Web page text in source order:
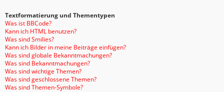
Textformatierung und Thementypen
Was ist BBCode?
Kann ich HTML benutzen?
Was sind Smilies?
Kann ich Bilder in meine Beiträge einfügen?
Was sind globale Bekanntmachungen?
Was sind Bekanntmachungen?
Was sind wichtige Themen?
Was sind geschlossene Themen?
Was sind Themen-Symbole?